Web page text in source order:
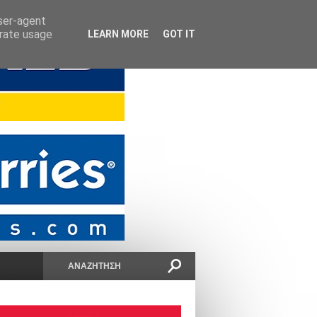
agent
usage
LEARN MORE GOT IT